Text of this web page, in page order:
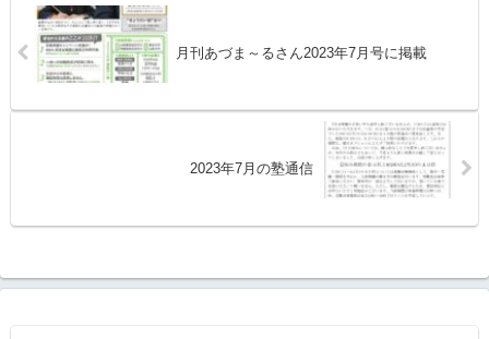
月刊あづま～るさん2023年7月号に掲載
2023年7月の塾通信